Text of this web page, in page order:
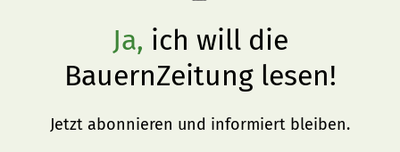
Ja, ich will die
BauernZeitung lesen!
Jetzt abonnieren und informiert bleiben.